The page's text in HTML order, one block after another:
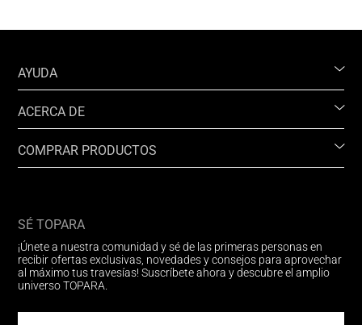
AYUDA
ACERCA DE
COMPRAR PRODUCTOS
SÉ TOPARA
¡Únete a nuestra comunidad y sé de las primeras personas en
recibir ofertas exclusivas, novedades y consejos para aprovechar
al máximo tus travesías! Suscríbete ahora y descubre el amplio
universo TOPARA.